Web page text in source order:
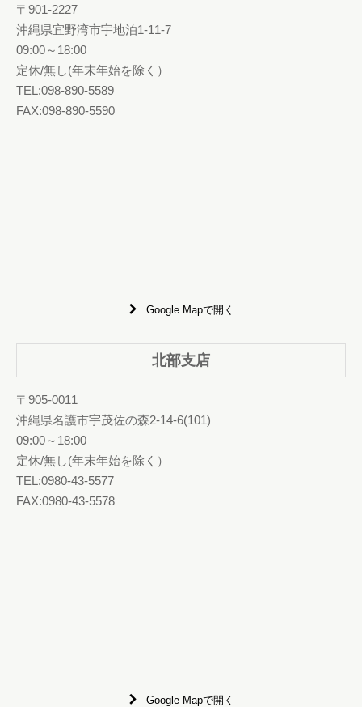
〒901-2227
沖縄県宜野湾市宇地泊1-11-7
09:00～18:00
定休/無し(年末年始を除く）
TEL:098-890-5589
FAX:098-890-5590
Google Mapで開く
北部支店
〒905-0011
沖縄県名護市宇茂佐の森2-14-6(101)
09:00～18:00
定休/無し(年末年始を除く）
TEL:0980-43-5577
FAX:0980-43-5578
Google Mapで開く